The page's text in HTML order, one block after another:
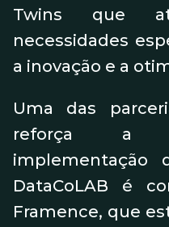
Twins que
necessidades
a inovação e a
Uma das
reforça a
implementação
DataCoLAB é
Framence, que